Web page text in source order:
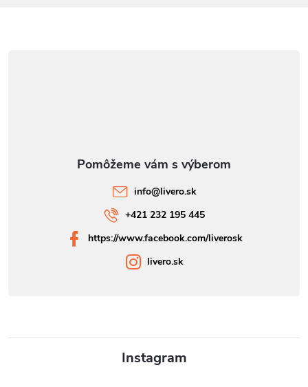
Instagram
info@livero.sk
+421 232 195 445
https://www.facebook.com/liverosk
livero.sk